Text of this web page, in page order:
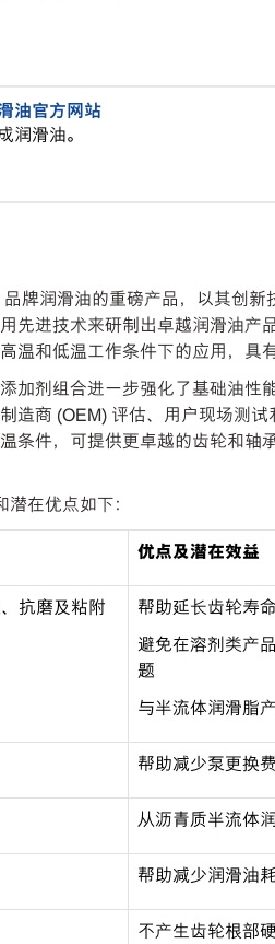
油官方网站
润滑油。
牌润滑油的重磅产品，以其创
先进技术来研制出卓越润滑油产
和低温工作条件下的应用，具
加剂组合进一步强化了基础油性
造商 (OEM) 评估、用户现场测
条件，可提供更卓越的齿轮和轴
在优点如下：
优点及潜在效益
抗磨及粘附
帮助延长齿轮寿
避免在溶剂类产
题
与半流体润滑脂
帮助减少泵更换
从沥青质半流体
帮助减少润滑油
不产生齿轮根部